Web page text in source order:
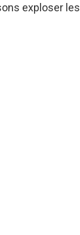
exploser les